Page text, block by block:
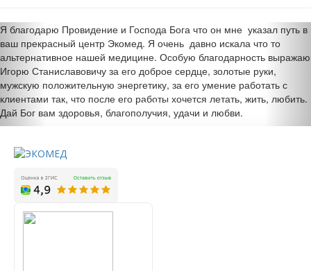
Я благодарю Провидение и Господа Бога что он мне указал путь в
ваш прекрасный центр Экомед. Я очень давно искала что то
альтернативное нашей медицине. Особую благодарность выражаю
Игорю Станиславовичу за его доброе сердце, золотые руки,
мужскую положительную энергетику, за его умение работать с
клиентами так, что после его работы хочется летать, жить, любить.
Дай Бог вам здоровья, благополучия, удачи и любви.